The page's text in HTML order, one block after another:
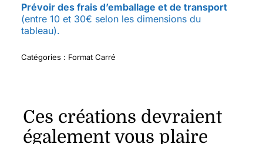
Prévoir des frais d’emballage et de transport
(entre 10 et 30€ selon les dimensions du
tableau).
Catégories : Format Carré
Ces créations devraient
également vous plaire